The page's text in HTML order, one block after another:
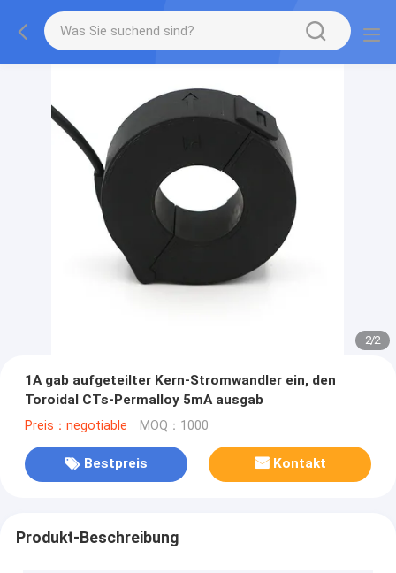
2/2
1A gab aufgeteilter Kern-Stromwandler ein, den
Toroidal CTs-Permalloy 5mA ausgab
Preis：negotiable MOQ：1000
Bestpreis Kontakt
Produkt-Beschreibung